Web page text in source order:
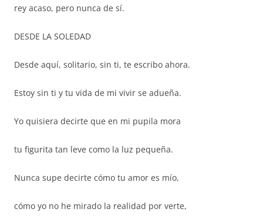
rey acaso, pero nunca de sí.
DESDE LA SOLEDAD
Desde aquí, solitario, sin ti, te escribo ahora.
Estoy sin ti y tu vida de mi vivir se adueña.
Yo quisiera decirte que en mi pupila mora
tu figurita tan leve como la luz pequeña.
Nunca supe decirte cómo tu amor es mío,
cómo yo no he mirado la realidad por verte,